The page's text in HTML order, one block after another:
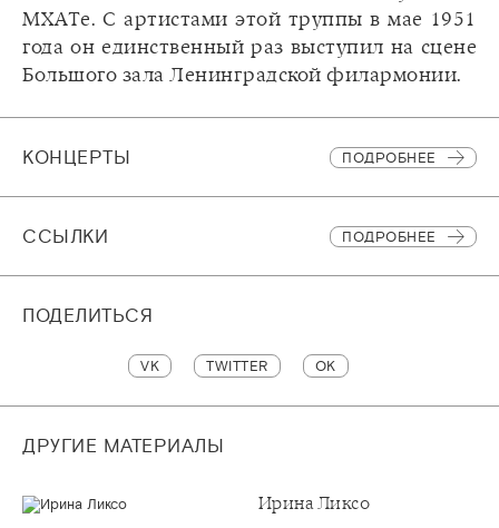
МХАТе. С артистами этой труппы в мае 1951
года он единственный раз выступил на сцене
Большого зала Ленинградской филармонии.
КОНЦЕРТЫ ПОДРОБНЕЕ
CСЫЛКИ ПОДРОБНЕЕ
ПОДЕЛИТЬСЯ
VK TWITTER OK
ДРУГИЕ МАТЕРИАЛЫ
Ирина Ликсо